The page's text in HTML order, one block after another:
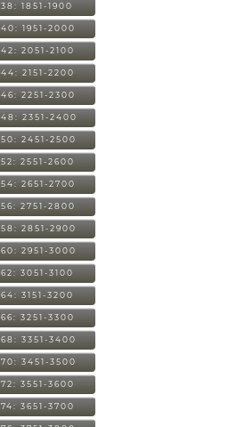
38: 1851-1900
40: 1951-2000
42: 2051-2100
44: 2151-2200
46: 2251-2300
48: 2351-2400
50: 2451-2500
52: 2551-2600
54: 2651-2700
56: 2751-2800
58: 2851-2900
60: 2951-3000
62: 3051-3100
64: 3151-3200
66: 3251-3300
68: 3351-3400
70: 3451-3500
72: 3551-3600
74: 3651-3700